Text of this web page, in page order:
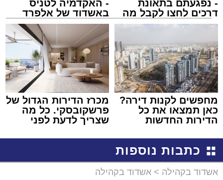
- נפגעתם בתאונת
דרכים לחצו לקבל מה
שמגיע לכם
- האקדמיה לטניס
באשדוד של אלפרד
קריאולנסקי - לילדים
מחפשים לקנות דירה?
כאן תמצאו את כל
הדירות החדשות
מכרז הדירות הגדול של
פרשקובסקי. כל מה
שצריך לדעת לפני
באשדוד
כתבות נוספות
אשדוד בקהילה > אשדוד בקהילה